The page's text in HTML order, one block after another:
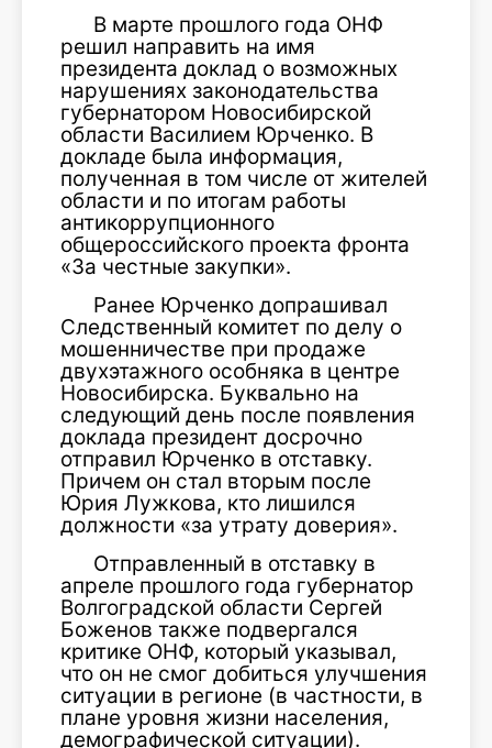
В марте прошлого года ОНФ
решил направить на имя
президента доклад о возможных
нарушениях законодательства
губернатором Новосибирской
области Василием Юрченко. В
докладе была информация,
полученная в том числе от жителей
области и по итогам работы
антикоррупционного
общероссийского проекта фронта
«За честные закупки».
Ранее Юрченко допрашивал
Следственный комитет по делу о
мошенничестве при продаже
двухэтажного особняка в центре
Новосибирска. Буквально на
следующий день после появления
доклада президент досрочно
отправил Юрченко в отставку.
Причем он стал вторым после
Юрия Лужкова, кто лишился
должности «за утрату доверия».
Отправленный в отставку в
апреле прошлого года губернатор
Волгоградской области Сергей
Боженов также подвергался
критике ОНФ, который указывал,
что он не смог добиться улучшения
ситуации в регионе (в частности, в
плане уровня жизни населения,
демографической ситуации).